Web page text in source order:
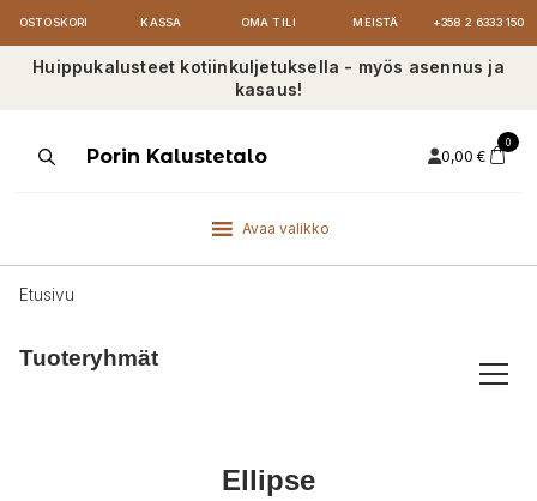
OSTOSKORI KASSA OMA TILI MEISTÄ +358 2 6333 150
Huippukalusteet kotiinkuljetuksella - myös asennus ja
kasaus!
ProductsPorin Kalustetalo 0,00 €
0
Avaa valikko
Etusivu
Tuoteryhmät
Ellipse